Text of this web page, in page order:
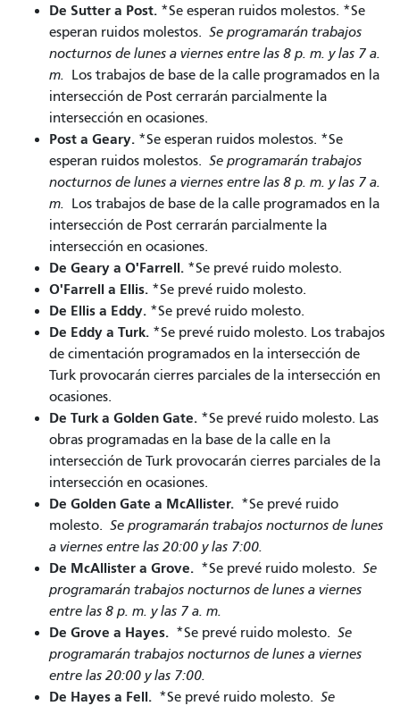
De Sutter a Post. *Se esperan ruidos molestos. *Se
esperan ruidos molestos. Se programarán trabajos
nocturnos de lunes a viernes entre las 8 p. m. y las 7 a.
m.
Los trabajos de base de la calle programados en la
intersección de Post cerrarán parcialmente la
intersección en ocasiones.
Post a Geary. *Se esperan ruidos molestos. *Se
esperan ruidos molestos. Se programarán trabajos
nocturnos de lunes a viernes entre las 8 p. m. y las 7 a.
m.
Los trabajos de base de la calle programados en la
intersección de Post cerrarán parcialmente la
intersección en ocasiones.
De Geary a O'Farrell. *Se prevé ruido molesto.
O'Farrell a Ellis. *Se prevé ruido molesto.
De Ellis a Eddy. *Se prevé ruido molesto.
De Eddy a Turk. *Se prevé ruido molesto. Los trabajos
de cimentación programados en la intersección de
Turk provocarán cierres parciales de la intersección en
ocasiones.
De Turk a Golden Gate. *Se prevé ruido molesto. Las
obras programadas en la base de la calle en la
intersección de Turk provocarán cierres parciales de la
intersección en ocasiones.
De Golden Gate a McAllister. *Se prevé ruido
molesto. Se programarán trabajos nocturnos de lunes
a viernes entre las 20:00 y las 7:00.
De McAllister a Grove. *Se prevé ruido molesto. Se
programarán trabajos nocturnos de lunes a viernes
entre las 8 p. m. y las 7 a. m.
De Grove a Hayes. *Se prevé ruido molesto. Se
programarán trabajos nocturnos de lunes a viernes
entre las 20:00 y las 7:00.
De Hayes a Fell. *Se prevé ruido molesto. Se